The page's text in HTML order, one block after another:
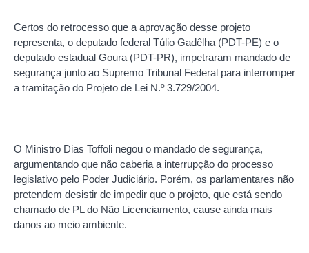
Certos do retrocesso que a aprovação desse projeto
representa, o deputado federal Túlio Gadêlha (PDT-PE) e o
deputado estadual Goura (PDT-PR), impetraram mandado de
segurança junto ao Supremo Tribunal Federal para interromper
a tramitação do Projeto de Lei N.º 3.729/2004.
O Ministro Dias Toffoli negou o mandado de segurança,
argumentando que não caberia a interrupção do processo
legislativo pelo Poder Judiciário. Porém, os parlamentares não
pretendem desistir de impedir que o projeto, que está sendo
chamado de PL do Não Licenciamento, cause ainda mais
danos ao meio ambiente.